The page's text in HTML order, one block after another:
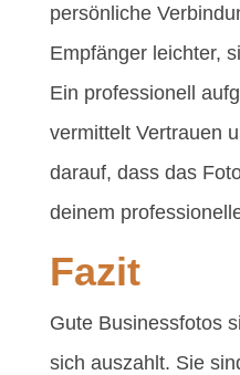
persönliche
Empfänger leichter,
Ein professionell
vermittelt Vertrauen
darauf, dass das
deinem
Fazit
Gute Businessfotos
sich auszahlt. Sie